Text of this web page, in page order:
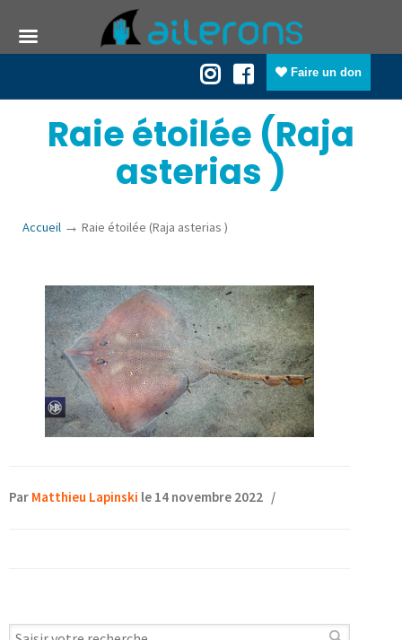
Faire un don
Raie étoilée (Raja
asterias )
Accueil → Raie étoilée (Raja asterias )
Par Matthieu Lapinski le 14 novembre 2022 /